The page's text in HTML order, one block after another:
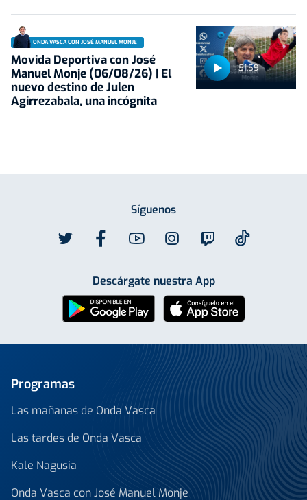
51:59
ONDA VASCA CON JOSÉ MANUEL MONJE
Movida Deportiva con José
Manuel Monje (06/08/26) | El
nuevo destino de Julen
Agirrezabala, una incógnita
Síguenos
Descárgate nuestra App
Programas
Las mañanas de Onda Vasca
Las tardes de Onda Vasca
Kale Nagusia
Onda Vasca con José Manuel Monje